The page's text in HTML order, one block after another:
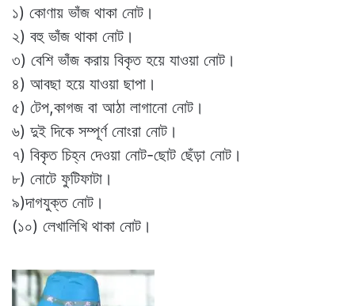
১) কোণায় ভাঁজ থাকা নোট।
২) বহু ভাঁজ থাকা নোট।
৩) বেশি ভাঁজ করায় বিকৃত হয়ে যাওয়া নোট।
৪) আবছা হয়ে যাওয়া ছাপা।
৫) টেপ,কাগজ বা আঠা লাগানো নোট।
৬) দুই দিকে সম্পূর্ণ নোংরা নোট।
৭) বিকৃত চিহ্ন দেওয়া নোট-ছোট ছেঁড়া নোট।
৮) নোটে ফুটিফাটা।
৯)দাগযুক্ত নোট।
(১০) লেখালিখি থাকা নোট।